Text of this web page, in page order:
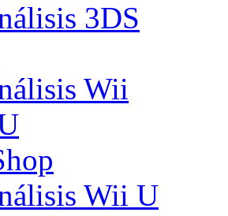
3DS
Wii
Wii U